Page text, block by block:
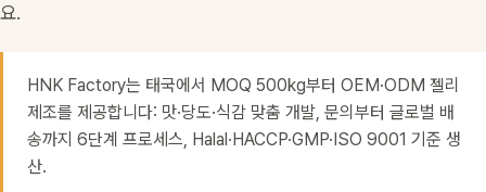
요.
HNK Factory는 태국에서 MOQ 500kg부터 OEM·ODM 젤리
제조를 제공합니다: 맛·당도·식감 맞춤 개발, 문의부터 글로벌 배
송까지 6단계 프로세스, Halal·HACCP·GMP·ISO 9001 기준 생
산.